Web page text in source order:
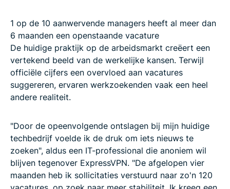
1 op de 10 aanwervende managers heeft al meer dan
6 maanden een openstaande vacature
De huidige praktijk op de arbeidsmarkt creëert een
vertekend beeld van de werkelijke kansen. Terwijl
officiële cijfers een overvloed aan vacatures
suggereren, ervaren werkzoekenden vaak een heel
andere realiteit.
"Door de opeenvolgende ontslagen bij mijn huidige
techbedrijf voelde ik de druk om iets nieuws te
zoeken", aldus een IT-professional die anoniem wil
blijven tegenover ExpressVPN. "De afgelopen vier
maanden heb ik sollicitaties verstuurd naar zo'n 120